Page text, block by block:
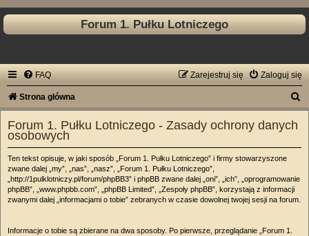
Forum 1. Pułku Lotniczego
FAQ Zaloguj się
Zarejestruj się
Strona główna
Forum 1. Pułku Lotniczego - Zasady ochrony danych
osobowych
Ten tekst opisuje, w jaki sposób „Forum 1. Pułku Lotniczego” i firmy stowarzyszone
zwane dalej „my”, „nas”, „nasz”, „Forum 1. Pułku Lotniczego”,
„http://1pulklotniczy.pl/forum/phpBB3” i phpBB zwane dalej „oni”, „ich”, „oprogramowanie
phpBB”, „www.phpbb.com”, „phpBB Limited”, „Zespoły phpBB”, korzystają z informacji
zwanymi dalej „informacjami o tobie” zebranych w czasie dowolnej twojej sesji na forum.
Informacje o tobie są zbierane na dwa sposoby. Po pierwsze, przeglądanie „Forum 1.